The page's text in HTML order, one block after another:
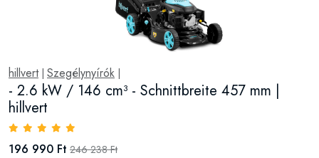
hillvert| Szegélynyírók
- 2.6 kW / 146 cm³ - Schnittbreite 457 mm |
hillvert
196 990 Ft 246 238 Ft